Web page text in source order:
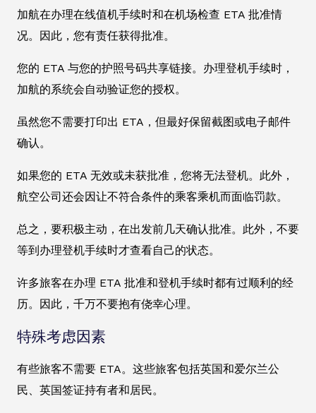
加航在办理在线值机手续时和在机场检查 ETA 批准情
况。因此，您有责任获得批准。
您的 ETA 与您的护照号码共享链接。办理登机手续时，
加航的系统会自动验证您的授权。
虽然您不需要打印出 ETA，但最好保留截图或电子邮件
确认。
如果您的 ETA 无效或未获批准，您将无法登机。此外，
航空公司还会因让不符合条件的乘客乘机而面临罚款。
总之，要积极主动，在出发前几天确认批准。此外，不要
等到办理登机手续时才查看自己的状态。
许多旅客在办理 ETA 批准和登机手续时都有过顺利的经
历。因此，千万不要抱有侥幸心理。
特殊考虑因素
有些旅客不需要 ETA。这些旅客包括英国和爱尔兰公
民、英国签证持有者和居民。